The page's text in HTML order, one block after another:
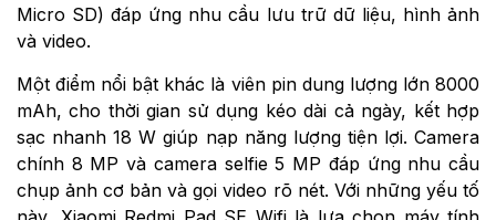
Micro SD) đáp ứng nhu cầu lưu trữ dữ liệu, hình ảnh
và video.
Một điểm nổi bật khác là viên pin dung lượng lớn 8000
mAh, cho thời gian sử dụng kéo dài cả ngày, kết hợp
sạc nhanh 18 W giúp nạp năng lượng tiện lợi. Camera
chính 8 MP và camera selfie 5 MP đáp ứng nhu cầu
chụp ảnh cơ bản và gọi video rõ nét. Với những yếu tố